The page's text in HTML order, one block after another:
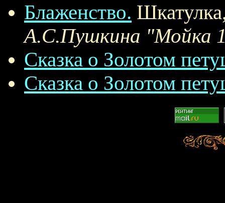
Блаженство.
А.С.Пушкина "Мойка
Сказка о Золотом
Сказка о Золотом